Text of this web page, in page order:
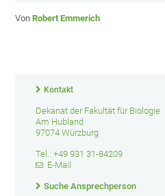
VonRobert Emmerich
Kontakt
Dekanat der Fakultät für Biologie
Am Hubland
97074 Würzburg
Tel.: +49 931 31-84209
E-Mail
Suche Ansprechperson